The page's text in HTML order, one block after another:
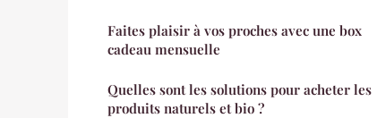
Faites plaisir à vos proches avec une box
cadeau mensuelle
Quelles sont les solutions pour acheter les
produits naturels et bio ?